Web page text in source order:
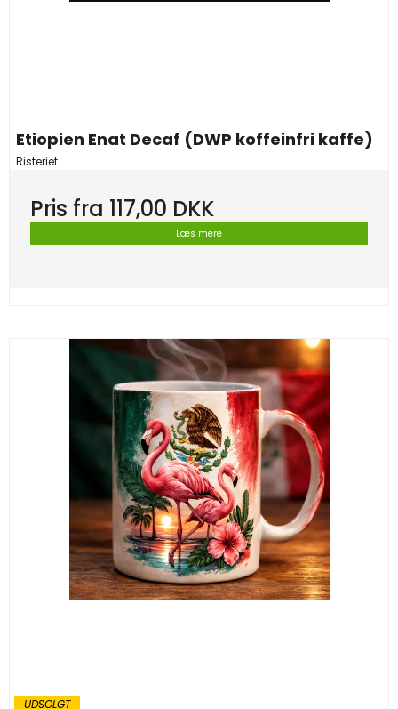
Etiopien Enat Decaf (DWP koffeinfri kaffe)
Risteriet
Pris fra 117,00 DKK
Læs mere
UDSOLGT